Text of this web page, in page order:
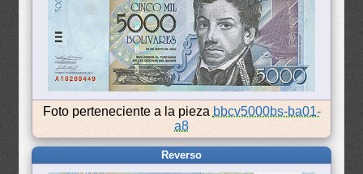
Foto perteneciente a la pieza bbcv5000bs-ba01-
a8
Reverso